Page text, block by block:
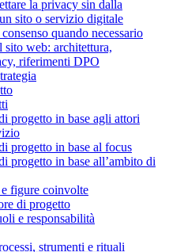
la privacy sin dalla
sito o servizio digitale
quando necessario
sito web: architettura,
riferimenti DPO
progetto in base agli attori
progetto in base al focus
progetto in base all’ambito di
figure coinvolte
di progetto
e responsabilità
strumenti e rituali